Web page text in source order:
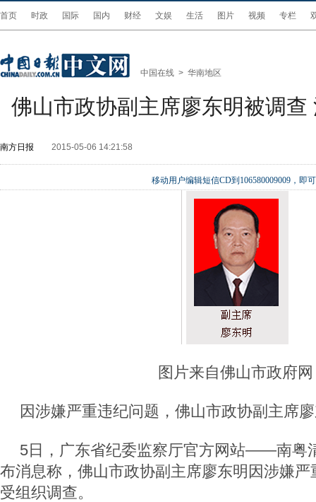
首页 时政 国际 国内 财经 文娱 生活 图片 视频 专栏
中国在线 > 华南地区
佛山市政协副主席廖东明被调查
南方日报 2015-05-06 14:21:58
移动用户编辑短信CD到106580009009，即
图片来自佛山市政府网
因涉嫌严重违纪问题，佛山市政协副主席
5日，广东省纪委监察厅官方网站——南粤
布消息称，佛山市政协副主席廖东明因涉嫌
受组织调查。